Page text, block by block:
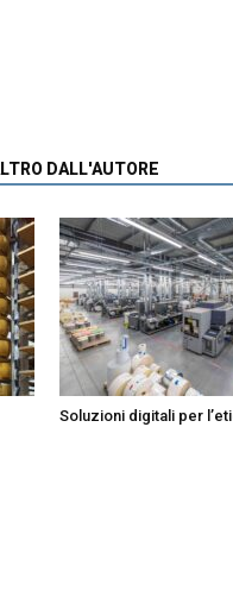
DALL'AUTORE
Soluzioni digitali per